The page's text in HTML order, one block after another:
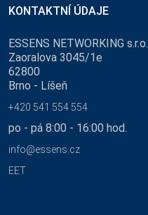
KONTAKTNÍ ÚDAJE
ESSENS NETWORKING s.r.o.
Zaoralova 3045/1e
62800
Brno - Líšeň
+420 541 554 554
po - pá 8:00 - 16:00 hod.
info@essens.cz
EET